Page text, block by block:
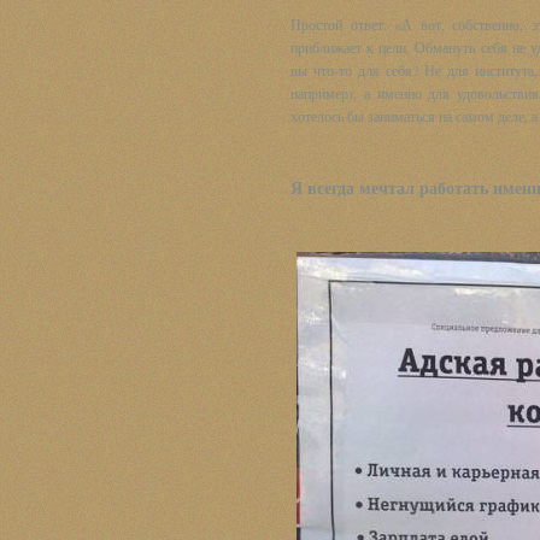
Простой ответ: «А вот, собственно,
приближает к цели. Обмануть себя не
вы что-то для себя? Не для
например), а именно для
хотелось бы заниматься на самом деле,
Я всегда мечтал работать